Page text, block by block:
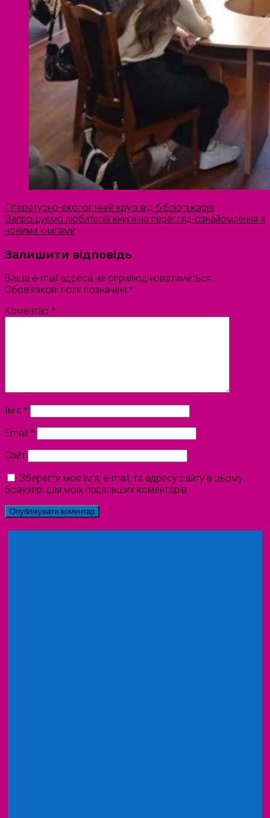
Літературно-екологічний круїз від бібліотекарів
Запрошуємо любителів книги на перегляд-ознайомлення з
новими книгами
Залишити відповідь
Ваша e-mail адреса не оприлюднюватиметься.
Обов’язкові поля позначені *
Коментар *
Ім'я *
Email *
Сайт
Зберегти моє ім'я, e-mail, та адресу сайту в цьому
браузері для моїх подальших коментарів.